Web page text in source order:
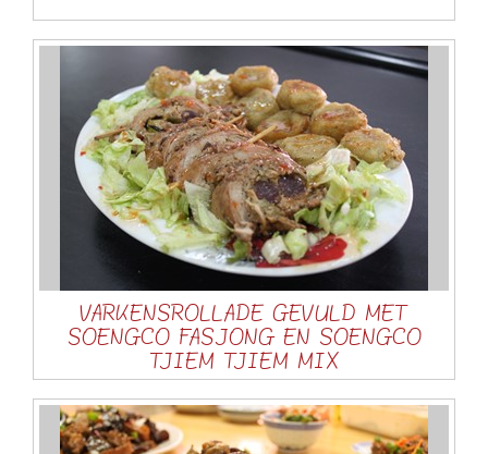
VARKENSROLLADE GEVULD MET
SOENGCO FASJONG EN SOENGCO
TJIEM TJIEM MIX